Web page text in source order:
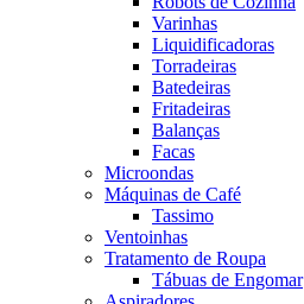
Varinhas
Liquidificadoras
Torradeiras
Batedeiras
Fritadeiras
Balanças
Facas
Microondas
Máquinas de Café
Tassimo
Ventoinhas
Tratamento de Roupa
Tábuas de Engomar